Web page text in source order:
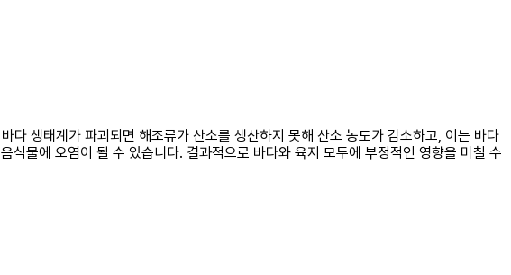
다 생태계가 파괴되면 해조류가 산소를 생산하지 못해 산소 농도가 감소하고, 이는 바다
물에 오염이 될 수 있습니다. 결과적으로 바다와 육지 모두에 부정적인 영향을 미칠 수